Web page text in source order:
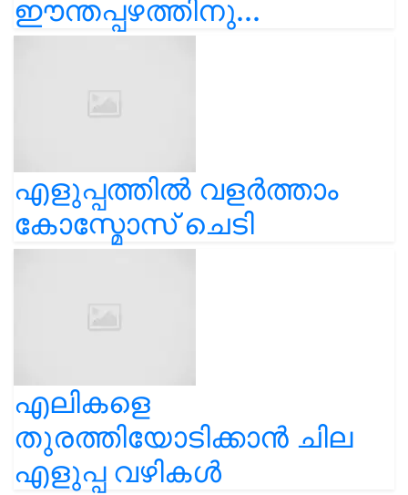
ഈന്തപ്പഴത്തിനു...
എളുപ്പത്തിൽ വളർത്താം
കോസ്മോസ് ചെടി
എലികളെ
തുരത്തിയോടിക്കാൻ ചില
എളുപ്പ വഴികൾ